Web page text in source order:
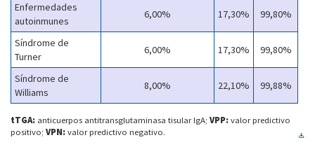
tTGA: anticuerpos antitransglutaminasa tisular IgA; VPP: valor predictivo
positivo; VPN: valor predictivo negativo.
Enfermedades
autoinmunes
6,00% 17,30% 99,80%
Síndrome de
Turner
6,00% 17,30% 99,80%
Síndrome de
Williams
8,00% 22,10% 99,88%